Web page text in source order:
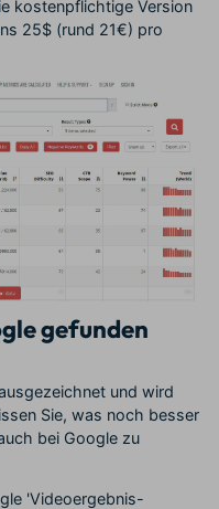
kostenpflichtige Version
25$ (rund 21€) pro
gefunden
und wird
Sie, was noch besser
bei Google zu
'Videoergebnis-